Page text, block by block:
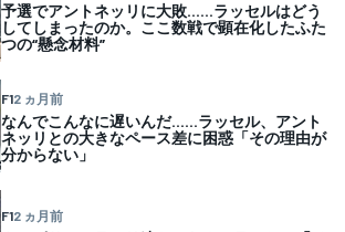
予選でアントネッリに大敗……ラッセルはどう
してしまったのか。ここ数戦で顕在化したふた
つの“懸念材料”
F12 ヵ月前
なんでこんなに遅いんだ……ラッセル、アント
ネッリとの大きなペース差に困惑「その理由が
分からない」
F12 ヵ月前